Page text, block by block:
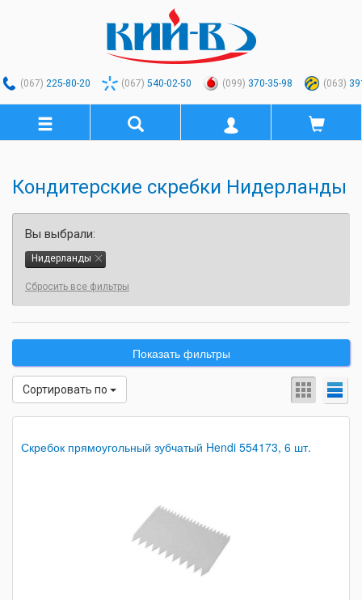
(067) 225-80-20 (067) 540-02-50 (099) 370-35-98 (063)
Показать фильтры
Сортировать по
Скребок прямоугольный зубчатый Hendi 554173, 6 шт.
Кондитерские скребки Нидерланды
Вы выбрали:
Нидерланды
Сбросить все фильтры